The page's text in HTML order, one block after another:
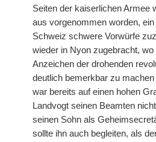
Seiten der kaiserlichen Armee
aus vorgenommen worden,
Schweiz schwere Vorwürfe
wieder in Nyon zugebracht,
Anzeichen der drohenden
deutlich bemerkbar zu
war bereits auf einen hohen
Landvogt seinen Beamten
seinen Sohn als
sollte ihn auch begleiten, als